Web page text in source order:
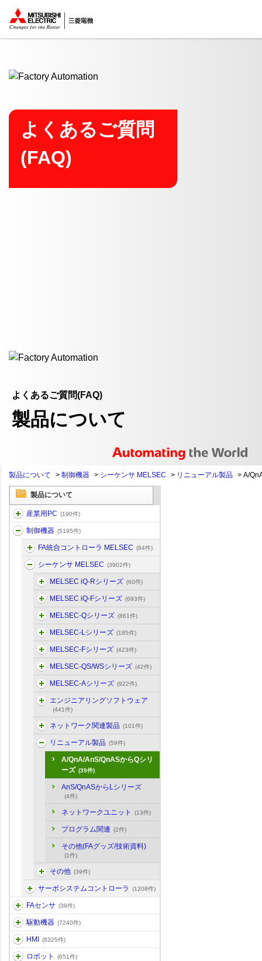
ここから本文
よくあるご質問
(FAQ)
よくあるご質問(FAQ)
製品について
製品について > 制御機器 > シーケンサ MELSEC > リニューアル製品 > A/
製品について
産業用PC (190件)
制御機器 (5195件)
FA統合コントローラ MELSEC (84件)
シーケンサ MELSEC (3902件)
MELSEC iQ-Rシリーズ (60件)
MELSEC iQ-Fシリーズ (693件)
MELSEC-Qシリーズ (861件)
MELSEC-Lシリーズ (185件)
MELSEC-Fシリーズ (423件)
MELSEC-QS/WSシリーズ (42件)
MELSEC-Aシリーズ (922件)
エンジニアリングソフトウェア
(441件)
ネットワーク関連製品 (101件)
リニューアル製品 (59件)
A/QnA/AnS/QnASからQシリ
ーズ (39件)
AnS/QnASからLシリーズ
(4件)
ネットワークユニット (13件)
プログラム関連 (2件)
その他(FAグッズ/技術資料)
(1件)
その他 (39件)
サーボシステムコントローラ (1208件)
FAセンサ (39件)
駆動機器 (7240件)
HMI (8325件)
ロボット (651件)